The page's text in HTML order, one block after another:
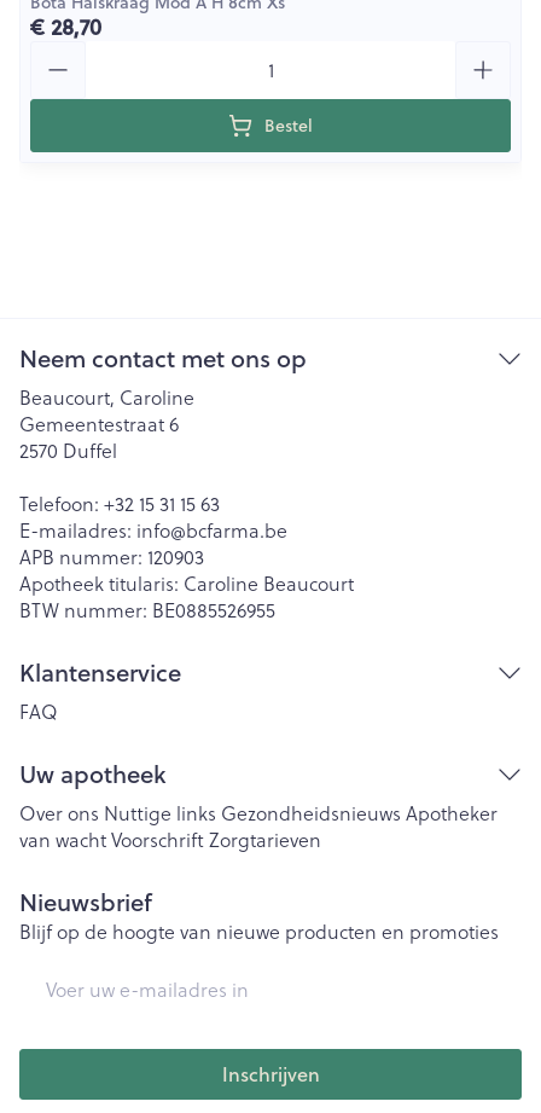
€ 28,70
Bestel
Neem contact met ons op
Beaucourt, Caroline
Gemeentestraat 6
2570 Duffel
Telefoon: +32 15 31 15 63
E-mailadres: info@bcfarma.be
APB nummer: 120903
Apotheek titularis: Caroline Beaucourt
BTW nummer: BE0885526955
Klantenservice
FAQ
Uw apotheek
Over ons Nuttige links Gezondheidsnieuws Apotheker
van wachtVoorschriftZorgtarieven
Nieuwsbrief
Blijf op de hoogte van nieuwe producten en promoties
Inschrijven